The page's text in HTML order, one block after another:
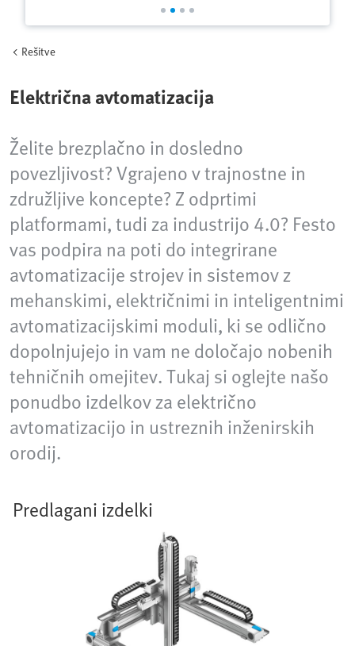
Rešitve
Električna avtomatizacija
Želite brezplačno in dosledno
povezljivost? Vgrajeno v trajnostne in
združljive koncepte? Z odprtimi
platformami, tudi za industrijo 4.0? Festo
vas podpira na poti do integrirane
avtomatizacije strojev in sistemov z
mehanskimi, električnimi in inteligentnimi
avtomatizacijskimi moduli, ki se odlično
dopolnjujejo in vam ne določajo nobenih
tehničnih omejitev. Tukaj si oglejte našo
ponudbo izdelkov za električno
avtomatizacijo in ustreznih inženirskih
orodij.
Predlagani izdelki